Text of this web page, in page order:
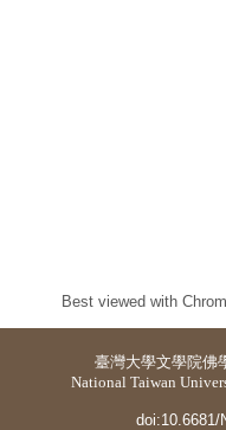
Best viewed with
臺灣大學文學院佛
National Taiwan
doi:10.6681/